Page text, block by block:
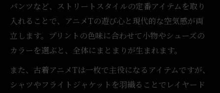
パンツなど、ストリートスタイルの定番アイテムを取り
入れることで、アニメTの遊び心と現代的な空気感が両
立します。プリントの色味に合わせて小物やシューズの
カラーを選ぶと、全体にまとまりが生まれます。
また、古着アニメTは一枚で主役になるアイテムですが、
シャツやフライトジャケットを羽織ることでレイヤード